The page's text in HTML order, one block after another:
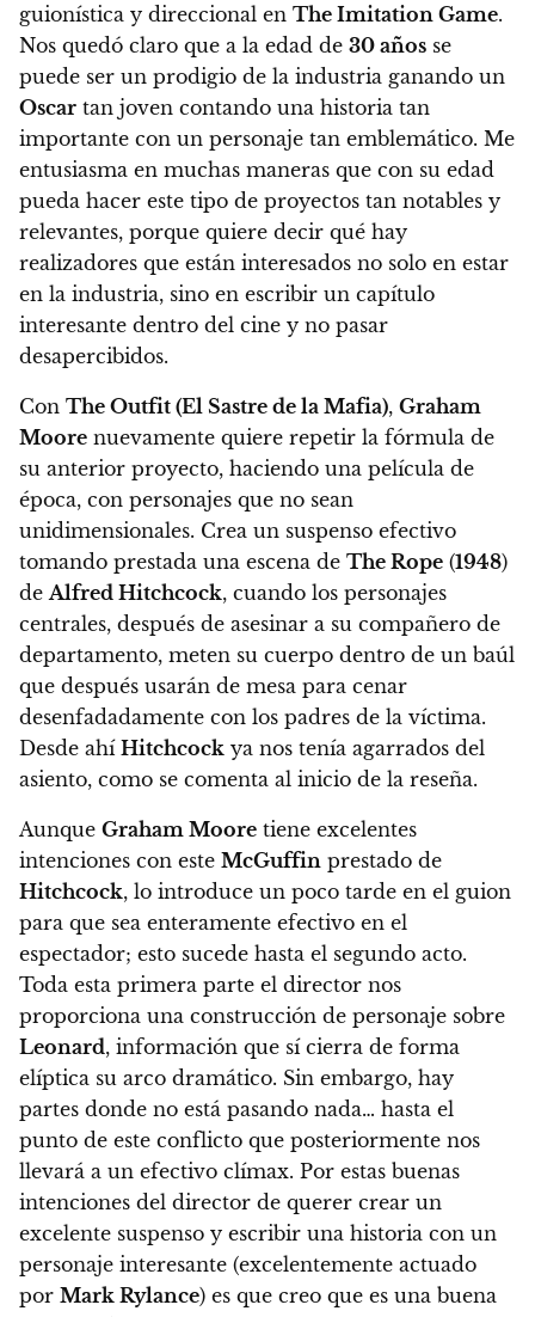
guionística y direccional en The Imitation Game.
Nos quedó claro que a la edad de 30 años se
puede ser un prodigio de la industria ganando un
Oscar tan joven contando una historia tan
importante con un personaje tan emblemático. Me
entusiasma en muchas maneras que con su edad
pueda hacer este tipo de proyectos tan notables y
relevantes, porque quiere decir qué hay
realizadores que están interesados no solo en estar
en la industria, sino en escribir un capítulo
interesante dentro del cine y no pasar
desapercibidos.
Con The Outfit (El Sastre de la Mafia), Graham
Moore nuevamente quiere repetir la fórmula de
su anterior proyecto, haciendo una película de
época, con personajes que no sean
unidimensionales. Crea un suspenso efectivo
tomando prestada una escena de The Rope (1948)
de Alfred Hitchcock, cuando los personajes
centrales, después de asesinar a su compañero de
departamento, meten su cuerpo dentro de un baúl
que después usarán de mesa para cenar
desenfadadamente con los padres de la víctima.
Desde ahí Hitchcock ya nos tenía agarrados del
asiento, como se comenta al inicio de la reseña.
Aunque Graham Moore tiene excelentes
intenciones con este McGuffin prestado de
Hitchcock, lo introduce un poco tarde en el guion
para que sea enteramente efectivo en el
espectador; esto sucede hasta el segundo acto.
Toda esta primera parte el director nos
proporciona una construcción de personaje sobre
Leonard, información que sí cierra de forma
elíptica su arco dramático. Sin embargo, hay
partes donde no está pasando nada… hasta el
punto de este conflicto que posteriormente nos
llevará a un efectivo clímax. Por estas buenas
intenciones del director de querer crear un
excelente suspenso y escribir una historia con un
personaje interesante (excelentemente actuado
por Mark Rylance) es que creo que es una buena